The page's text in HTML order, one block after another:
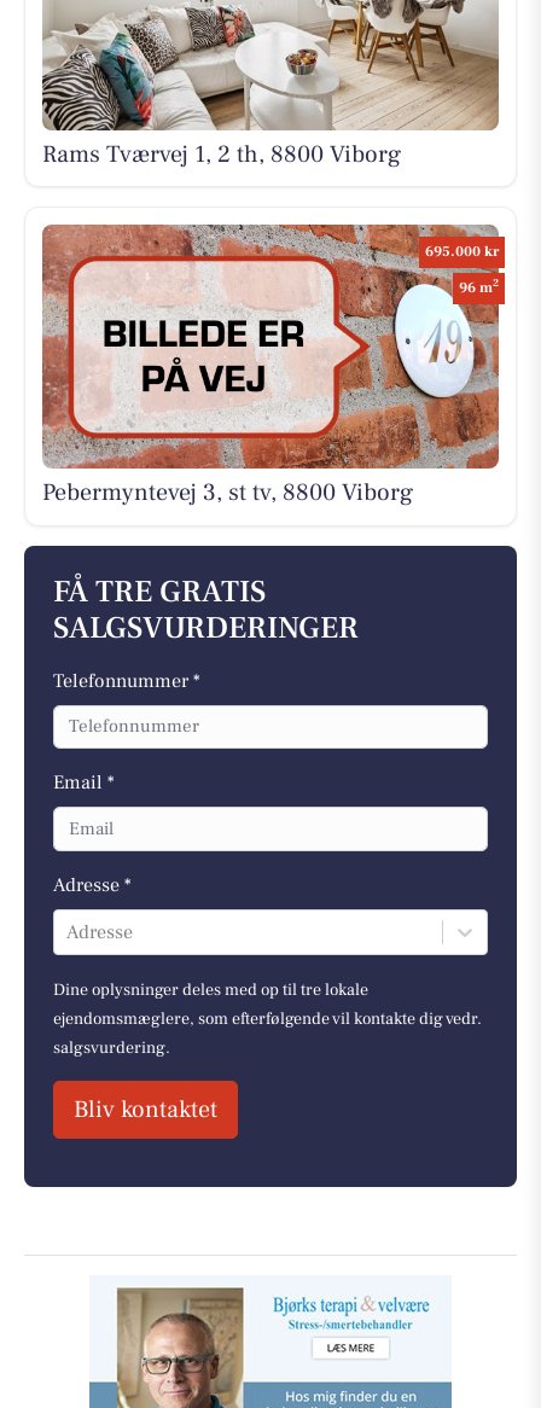
Rams Tværvej 1, 2 th, 8800 Viborg
695.000 kr
96 m2
Pebermyntevej 3, st tv, 8800 Viborg
FÅ TRE GRATIS
SALGSVURDERINGER
Telefonnummer *
Email *
Adresse *
Adresse
Dine oplysninger deles med op til tre lokale
ejendomsmæglere, som efterfølgende vil kontakte dig vedr.
salgsvurdering.
Bliv kontaktet